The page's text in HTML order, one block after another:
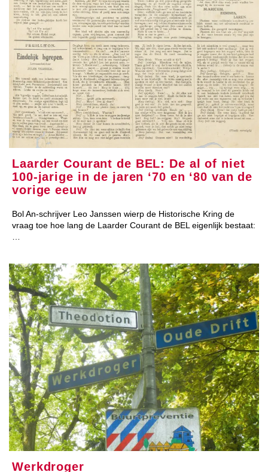
Laarder Courant de BEL: De al of niet
100-jarige in de jaren ‘70 en ‘80 van de
vorige eeuw
Bol An-schrijver Leo Janssen wierp de Historische Kring de
vraag toe hoe lang de Laarder Courant de BEL eigenlijk bestaat:
Werkdroger